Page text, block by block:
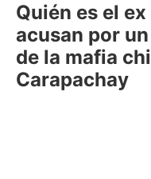
Quién es el
acusan por
de la mafia
Carapachay